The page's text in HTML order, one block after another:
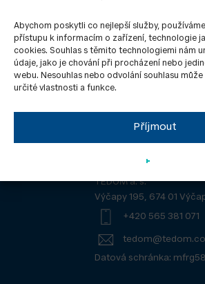
Abychom poskytli co nejlepší služby,
přístupu k informacím o zařízení, technologie
cookies. Souhlas s těmito technologiemi nám
údaje, jako je chování při procházení nebo
webu. Nesouhlas nebo odvolání souhlasu
určité vlastnosti a funkce.
Příjmout
Skupina TEDOM
Aktuality GDPR
TEDOM a. s.
Výčapy 195, 674 01
+420 565 381 071
Datová schránka: